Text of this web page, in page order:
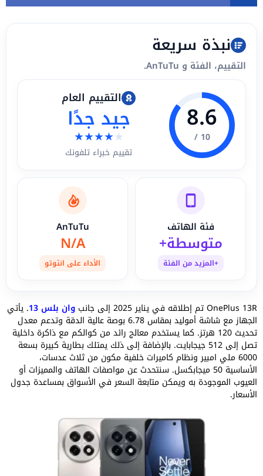
نبذة سريعة
التقييم، الفئة و AnTuTu.
8.6
10 /
التقييم العام
جيد جدًا
★★★★★
تقييم خبراء تلفونك
فئة الهاتف
متوسطة+
+المزيد من الفئة
AnTuTu
N/A
الأداء على انتوتو
OnePlus 13R تم إطلاقه في يناير 2025 إلى جانب وان بلس 13 . يأتي
الجهاز مع شاشة أموليد بمقاس 6.78 بوصة عالية الدقة وتدعم معدل
تحديث 120 هرتز. كما يستخدم معالج رائد من كوالكم مع ذاكرة داخلية
تصل إلى 512 جيجابايت. بالإضافة إلى ذلك يمتلك بطارية كبيرة بسعة
6000 ملي امبير ونظام كاميرات خلفية مكون من ثلاث عدسات،
الأساسية 50 ميجابكسل. سنتحدث عن مواصفات الهاتف والمميزات أو
العيوب الموجودة به ويمكن متابعة السعر في الأسواق بمساعدة جدول
الأسعار.